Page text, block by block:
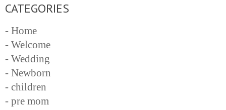
CATEGORIES
- Home
- Welcome
- Wedding
- Newborn
- children
- pre mom